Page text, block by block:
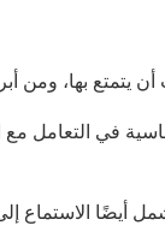
يتمتع بها، ومن
في
أيضًا الاستماع